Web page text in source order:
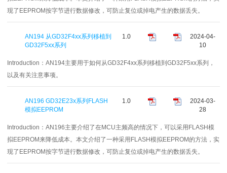
现了EEPROM按字节进行数据修改，可防止复位或掉电产生的数据丢失。
AN194 从GD32F4xx系列移植到
GD32F5xx系列
1.0
2024-04-
10
Introduction： AN194主要用于如何从GD32F4xx系列移植到GD32F5xx系列，
以及有关注意事项。
AN196 GD32E23x系列FLASH
模拟EEPROM
1.0
2024-03-
28
Introduction： AN196主要介绍了在MCU主频高的情况下，可以采用FLASH模
拟EEPROM来降低成本。本文介绍了一种采用FLASH模拟EEPROM的方法，实
现了EEPROM按字节进行数据修改，可防止复位或掉电产生的数据丢失。